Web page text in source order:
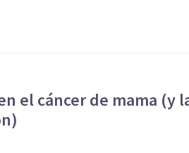
el cáncer de mama (y